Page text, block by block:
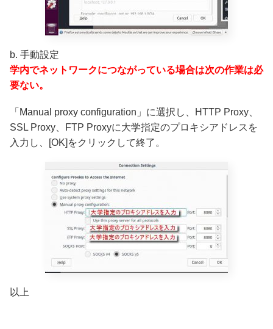
b. 手動設定
学内でネットワークにつながっている場合は次の作業は必
要ない。
「Manual proxy configuration」に選択し、HTTP Proxy、
SSL Proxy、FTP Proxyに大学指定のプロキシアドレスを
入力し、[OK]をクリックして終了。
以上